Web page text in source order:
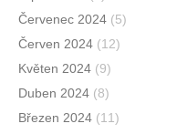
Červenec 2024 (5)
Červen 2024 (12)
Květen 2024 (9)
Duben 2024 (8)
Březen 2024 (11)